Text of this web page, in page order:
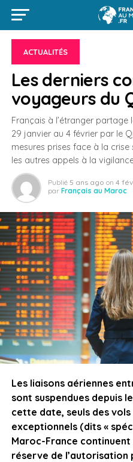
ACTUALITÉS
Les derniers
voyageurs du
Français à l’étranger
29 janvier au 4 février par le
mesures prises face à la
les autres appels à la
Publié 5 ans ago on 4
par Français au Maroc
Les liaisons aériennes
sont suspendues depuis
cette date, seuls des
exceptionnels (dits «
Maroc-France
réserve de